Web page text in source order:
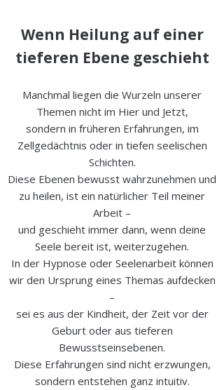
Wenn Heilung auf einer
tieferen Ebene geschieht
Manchmal liegen die Wurzeln unserer
Themen nicht im Hier und Jetzt,
sondern in früheren Erfahrungen, im
Zellgedächtnis oder in tiefen seelischen
Schichten.
Diese Ebenen bewusst wahrzunehmen und
zu heilen, ist ein natürlicher Teil meiner
Arbeit –
und geschieht immer dann, wenn deine
Seele bereit ist, weiterzugehen.
In der Hypnose oder Seelenarbeit können
wir den Ursprung eines Themas aufdecken
–
sei es aus der Kindheit, der Zeit vor der
Geburt oder aus tieferen
Bewusstseinsebenen.
Diese Erfahrungen sind nicht erzwungen,
sondern entstehen ganz intuitiv.